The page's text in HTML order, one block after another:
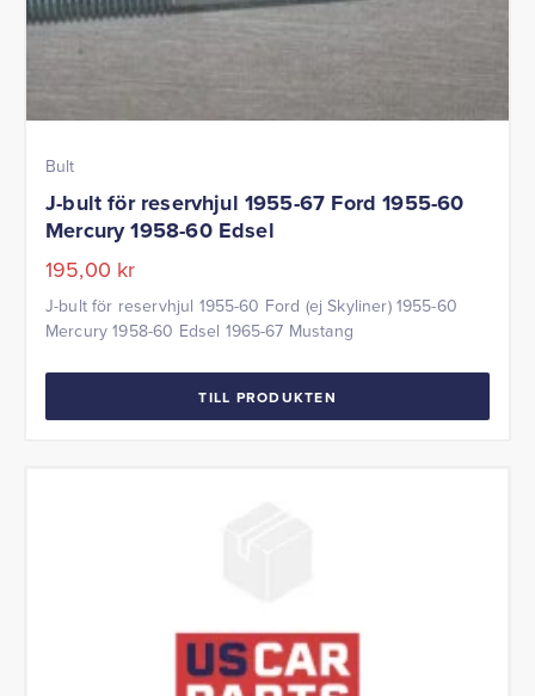
Bult
J-bult för reservhjul 1955-67 Ford 1955-60
Mercury 1958-60 Edsel
195,00 kr
J-bult för reservhjul 1955-60 Ford (ej Skyliner) 1955-60
Mercury 1958-60 Edsel 1965-67 Mustang
TILL PRODUKTEN